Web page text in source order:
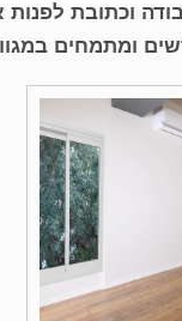
וכתובת לפנות
ומתמחים